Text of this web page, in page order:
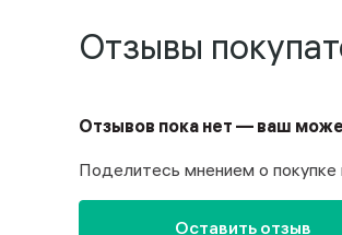
Отзывы
Отзывов пока нет — ваш
Поделитесь мнением о
Оставить отзыв